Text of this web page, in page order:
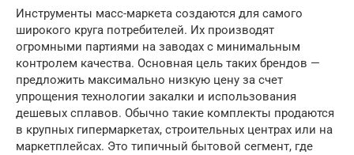
Инструменты масс-маркета создаются для самого
широкого круга потребителей. Их производят
огромными партиями на заводах с минимальным
контролем качества. Основная цель таких брендов —
предложить максимально низкую цену за счет
упрощения технологии закалки и использования
дешевых сплавов. Обычно такие комплекты продаются
в крупных гипермаркетах, строительных центрах или на
маркетплейсах. Это типичный бытовой сегмент, где